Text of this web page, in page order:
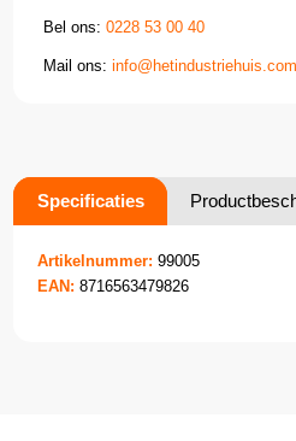
Bel ons:0228 53 00 40
Mail ons:info@hetindustriehuis.com
Specificaties
Artikelnummer: 99005
EAN: 8716563479826